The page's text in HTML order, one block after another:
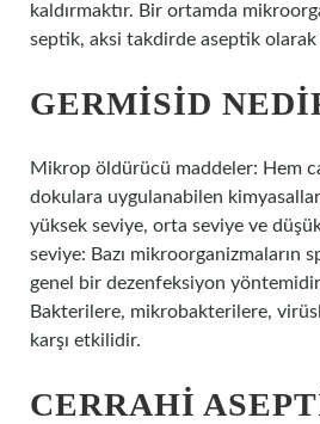
kaldırmaktır. Bir ortamda
septik, aksi takdirde aseptik olarak
GERMISID
Mikrop öldürücü maddeler: Hem
dokulara uygulanabilen
yüksek seviye, orta seviye ve
seviye: Bazı mikroorganizmaların
genel bir dezenfeksiyon
Bakterilere, mikrobakterilere,
karşı etkilidir.
CERRAHI